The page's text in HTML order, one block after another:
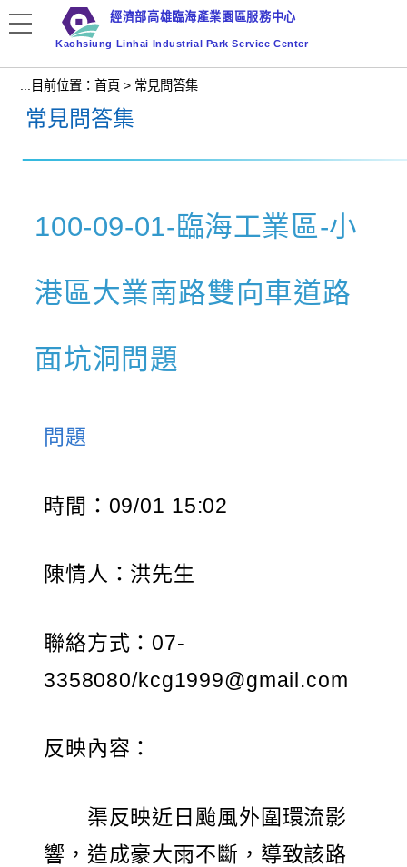
要
容
塊
經濟部高雄臨海產業園區服務中心
Kaohsiung Linhai Industrial Park Service Center
::: 目前位置：首頁 > 常見問答集
常見問答集
100-09-01-臨海工業區-小
港區大業南路雙向車道路
面坑洞問題
問題
時間：09/01 15:02
陳情人：洪先生
聯絡方式：07-
3358080/kcg1999@gmail.com
反映內容：
渠反映近日颱風外圍環流影
響，造成豪大雨不斷，導致該路